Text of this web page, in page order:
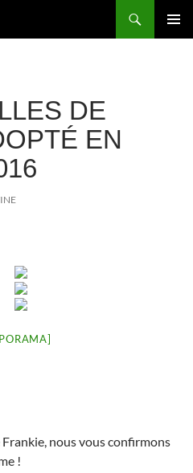
DE
EN
nous vous confirmons
!